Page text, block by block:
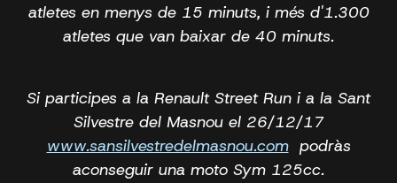
atletes en menys de 15 minuts, i més d'1.300
atletes que van baixar de 40 minuts.
Si participes a la Renault Street Run i a la Sant
Silvestre del Masnou el 26/12/17
www.sansilvestredelmasnou.compodràs
aconseguir una moto Sym 125cc.